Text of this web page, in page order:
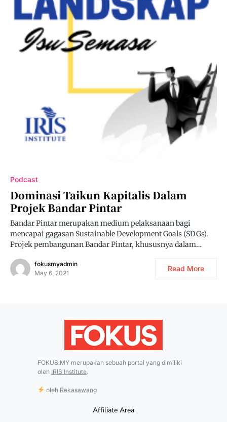
Podcast
Dominasi Taikun Kapitalis Dalam
Projek Bandar Pintar
Bandar Pintar merupakan medium pelaksanaan bagi
mencapai gagasan Sustainable Development Goals (SDGs).
Projek pembangunan Bandar Pintar, khususnya dalam…
fokusmyadmin
May 6, 2021
Read More
FOKUS.MY merupakan sebuah portal yang dimiliki
oleh IRIS Institute.
oleh Rekasawang
Affiliate Area